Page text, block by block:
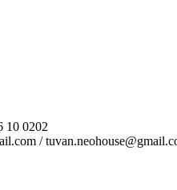
10 0202
/